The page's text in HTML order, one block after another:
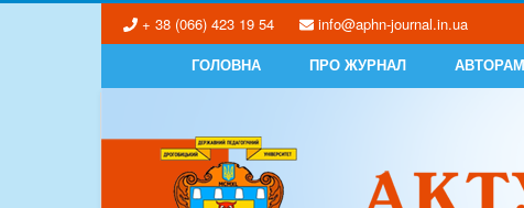
+ 38 (066) 423 19 54 info@aphn-journal.in.ua
ГОЛОВНА ПРО ЖУРНАЛ АВТОРАМ